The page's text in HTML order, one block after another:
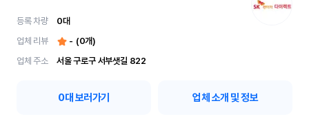
등록 차량 0대
업체 리뷰
- (0개)
업체 주소
서울 구로구 서부샛길 822
0대 보러가기 업체 소개 및 정보